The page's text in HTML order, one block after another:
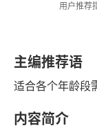
用户推荐
90千
字数
主编推荐语
适合各个年龄段
内容简介